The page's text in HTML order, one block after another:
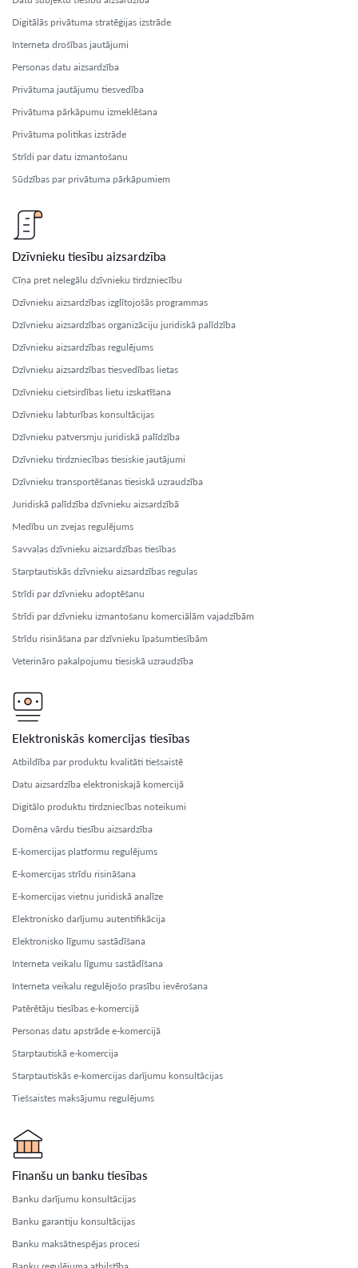
Digitālās privātuma stratēģijas izstrāde
Interneta drošības jautājumi
Personas datu aizsardzība
Privātuma jautājumu tiesvedība
Privātuma pārkāpumu izmeklēšana
Privātuma politikas izstrāde
Strīdi par datu izmantošanu
Sūdzības par privātuma pārkāpumiem
Dzīvnieku tiesību aizsardzība
Cīņa pret nelegālu dzīvnieku tirdzniecību
Dzīvnieku aizsardzības izglītojošās programmas
Dzīvnieku aizsardzības organizāciju juridiskā palīdzība
Dzīvnieku aizsardzības regulējums
Dzīvnieku aizsardzības tiesvedības lietas
Dzīvnieku cietsirdības lietu izskatīšana
Dzīvnieku labturības konsultācijas
Dzīvnieku patversmju juridiskā palīdzība
Dzīvnieku tirdzniecības tiesiskie jautājumi
Dzīvnieku transportēšanas tiesiskā uzraudzība
Juridiskā palīdzība dzīvnieku aizsardzībā
Medību un zvejas regulējums
Savvaļas dzīvnieku aizsardzības tiesības
Starptautiskās dzīvnieku aizsardzības regulas
Strīdi par dzīvnieku adoptēšanu
Strīdi par dzīvnieku izmantošanu komerciālām vajadzībām
Strīdu risināšana par dzīvnieku īpašumtiesībām
Veterināro pakalpojumu tiesiskā uzraudzība
Elektroniskās komercijas tiesības
Atbildība par produktu kvalitāti tiešsaistē
Datu aizsardzība elektroniskajā komercijā
Digitālo produktu tirdzniecības noteikumi
Domēna vārdu tiesību aizsardzība
E-komercijas platformu regulējums
E-komercijas strīdu risināšana
E-komercijas vietņu juridiskā analīze
Elektronisko darījumu autentifikācija
Elektronisko līgumu sastādīšana
Interneta veikalu līgumu sastādīšana
Interneta veikalu regulējošo prasību ievērošana
Patērētāju tiesības e-komercijā
Personas datu apstrāde e-komercijā
Starptautiskā e-komercija
Starptautiskās e-komercijas darījumu konsultācijas
Tiešsaistes maksājumu regulējums
Finanšu un banku tiesības
Banku darījumu konsultācijas
Banku garantiju konsultācijas
Banku maksātnespējas procesi